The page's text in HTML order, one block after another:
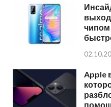
чипом
Apple